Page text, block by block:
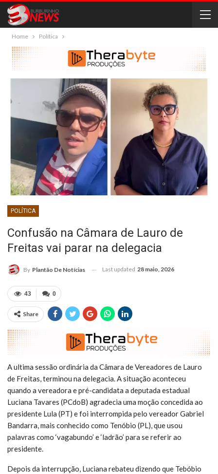
Home Política
POLÍTICA
Confusão na Câmara de Lauro de
Freitas vai parar na delegacia
By Plantão De Notícias Last updated 28 maio, 2026
0
43
Share
A ultima sessão ordinária da Câmara de Vereadores de Lauro
de Freitas, terminou na delegacia. A situação aconteceu
quando a vereadora e pré-candidata a deputada estadual
Luciana Tavares (PCdoB) agradecia uma moção concedida ao
presidente Lula (PT) e foi interrompida pelo vereador Gabriel
Bandarra, mais conhecido como Tenóbio (PL), que usou
palavras como ‘vagabundo’ e ‘ladrão’ para se referir ao
presidente.
Depois da interrupção, Luciana rebateu dizendo que Tebóbio